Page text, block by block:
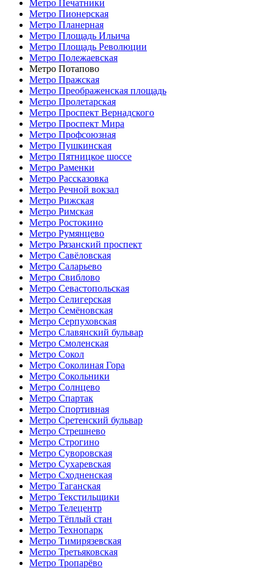
Метро Печатники
Метро Пионерская
Метро Планерная
Метро Площадь Ильича
Метро Площадь Революции
Метро Полежаевская
Метро Потапово
Метро Пражская
Метро Преображенская площадь
Метро Пролетарская
Метро Проспект Вернадского
Метро Проспект Мира
Метро Профсоюзная
Метро Пушкинская
Метро Пятницкое шоссе
Метро Раменки
Метро Рассказовка
Метро Речной вокзал
Метро Рижская
Метро Римская
Метро Ростокино
Метро Румянцево
Метро Рязанский проспект
Метро Савёловская
Метро Саларьево
Метро Свиблово
Метро Севастопольская
Метро Селигерская
Метро Семёновская
Метро Серпуховская
Метро Славянский бульвар
Метро Смоленская
Метро Сокол
Метро Соколиная Гора
Метро Сокольники
Метро Солнцево
Метро Спартак
Метро Спортивная
Метро Сретенский бульвар
Метро Стрешнево
Метро Строгино
Метро Суворовская
Метро Сухаревская
Метро Сходненская
Метро Таганская
Метро Текстильщики
Метро Телецентр
Метро Тёплый стан
Метро Технопарк
Метро Тимирязевская
Метро Третьяковская
Метро Тропарёво